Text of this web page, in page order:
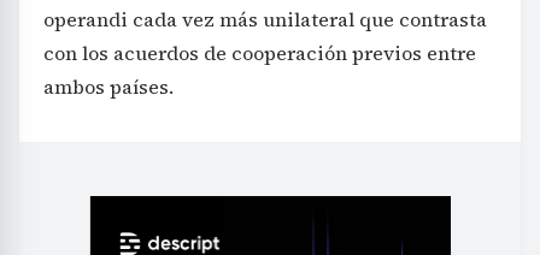
operandi cada vez más unilateral que contrasta
con los acuerdos de cooperación previos entre
ambos países.